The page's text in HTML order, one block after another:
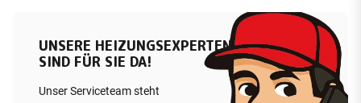
UNSERE HEIZUNGSEXPERTEN
SIND FÜR SIE DA!
Unser Serviceteam steht